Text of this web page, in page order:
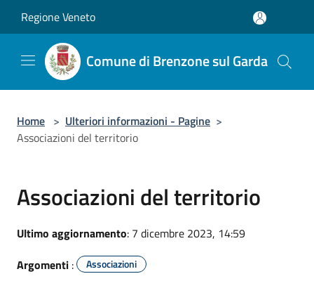
Regione Veneto
Comune di Brenzone sul Garda
Home > Ulteriori informazioni - Pagine >
Associazioni del territorio
Associazioni del territorio
Ultimo aggiornamento: 7 dicembre 2023, 14:59
Argomenti : Associazioni